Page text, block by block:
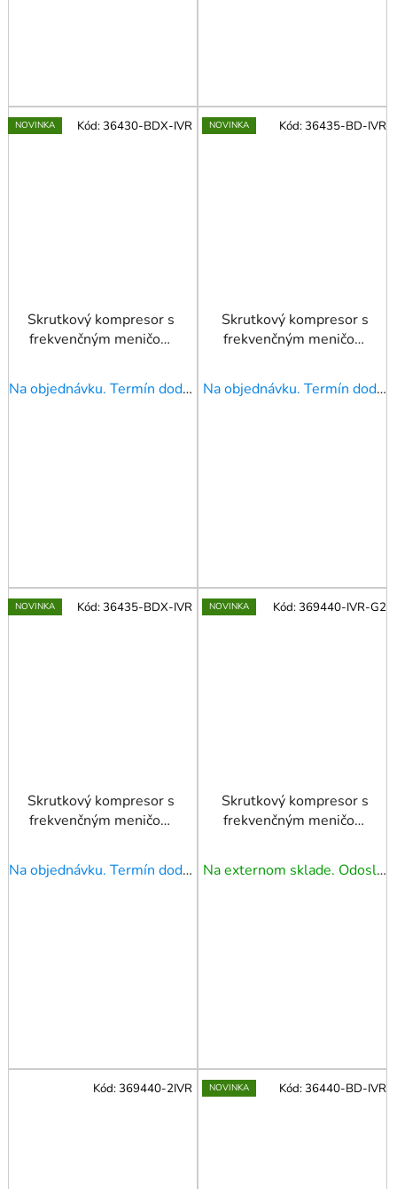
NOVINKA
Skrutkový kompresor s
frekvenčným meničom
bar 30 KM/22 kW 766-
4167 l/min
Na objednávku. Termín dodania upresníme!
Kód:36430-BDX-IVR NOVINKA
Skrutkový kompresor s
frekvenčným meničom
35 HP/26 kW 767-
4835 l/min
Na objednávku. Termín dodania upresníme!
Kód:36435-BD-IVR
NOVINKA
Skrutkový kompresor s
frekvenčným meničom
bar 35 HP/26 kW 767-
4835 l/min
Na objednávku. Termín dodania upresníme!
Kód:36435-BDX-IVR NOVINKA
Skrutkový kompresor s
frekvenčným meničom
bar 40 HP/30 kW
1520-4950 l/min
Na externom sklade. Odoslanie 3 - 5 prac. dní.
Kód:369440-IVR-G2
Kód:369440-2IVR NOVINKA Kód:36440-BD-IVR